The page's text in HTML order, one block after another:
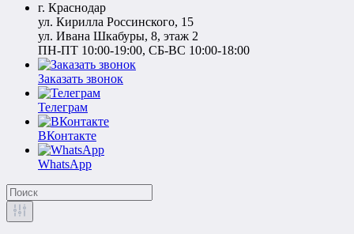
г. Краснодар
ул. Кирилла Россинского, 15
ул. Ивана Шкабуры, 8, этаж 2
ПН-ПТ 10:00-19:00, СБ-ВС 10:00-18:00
Заказать звонок
Телеграм
ВКонтакте
WhatsApp